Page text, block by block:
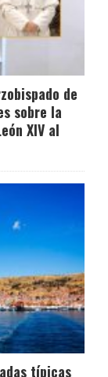
de
sobre la
XIV al
típicas